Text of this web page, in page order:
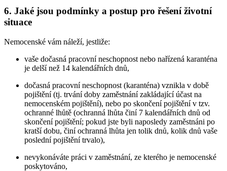
6. Jaké jsou podmínky a postup pro řešení životní
situace
Nemocenské vám náleží, jestliže:
vaše dočasná pracovní neschopnost nebo nařízená karanténa
je delší než 14 kalendářních dnů,
dočasná pracovní neschopnost (karanténa) vznikla v době
pojištění (tj. trvání doby zaměstnání zakládající účast na
nemocenském pojištění), nebo po skončení pojištění v tzv.
ochranné lhůtě (ochranná lhůta činí 7 kalendářních dnů od
skončení pojištění; pokud jste byli naposledy zaměstnáni po
kratší dobu, činí ochranná lhůta jen tolik dnů, kolik dnů vaše
poslední pojištění trvalo),
nevykonáváte práci v zaměstnání, ze kterého je nemocenské
poskytováno,